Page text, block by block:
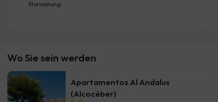
Wo Sie sein werden
Apartamentos Al Andalus
(Alcocéber)
Stornierung